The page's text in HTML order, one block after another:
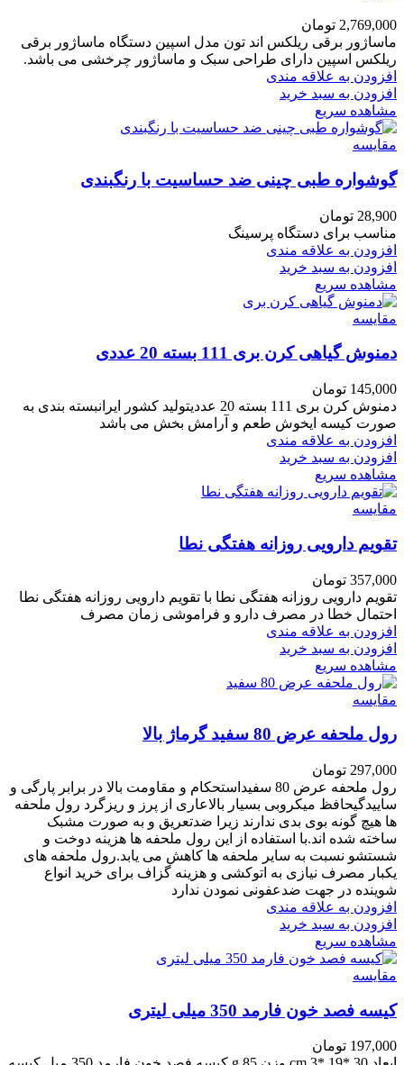
2,769,000 تومان
ماساژور برقی ریلکس اند تون مدل اسپین دستگاه ماساژور برقی
ریلکس اسپین دارای طراحی سبک و ماساژور چرخشی می باشد.
افزودن به علاقه مندی
افزودن به سبد خرید
مشاهده سریع
مقایسه
گوشواره طبی چینی ضد حساسیت با رنگبندی
28,900 تومان
مناسب برای دستگاه پرسینگ
افزودن به علاقه مندی
افزودن به سبد خرید
مشاهده سریع
مقایسه
دمنوش گیاهی کرن بری 111 بسته 20 عددی
145,000 تومان
دمنوش کرن بری 111 بسته 20 عددیتولید کشور ایرانبسته بندی به
صورت کیسه ایخوش طعم و آرامش بخش می باشد
افزودن به علاقه مندی
افزودن به سبد خرید
مشاهده سریع
مقایسه
تقویم دارویی روزانه هفتگی نطا
357,000 تومان
تقویم دارویی روزانه هفتگی نطا با تقویم دارویی روزانه هفتگی نطا
احتمال خطا در مصرف دارو و فراموشی زمان مصرف
افزودن به علاقه مندی
افزودن به سبد خرید
مشاهده سریع
مقایسه
رول ملحفه عرض 80 سفید گرماژ بالا
297,000 تومان
رول ملحفه عرض 80 سفیداستحکام و مقاومت بالا در برابر پارگی و
ساییدگیحافظ میکروبی بسیار بالاعاری از پرز و ریزگرد رول ملحفه
ها هیچ گونه بوی بدی ندارند زیرا ضدتعریق و به صورت مشبک
ساخته شده اند.با استفاده از این رول ملحفه ها هزینه دوخت و
شستشو نسبت به سایر ملحفه ها کاهش می یابد.رول ملحفه های
یکبار مصرف نیازی به اتوکشی و هزینه گزاف برای خرید انواع
شوینده در جهت ضدعفونی نمودن ندارد
افزودن به علاقه مندی
افزودن به سبد خرید
مشاهده سریع
مقایسه
کیسه فصد خون فارمد 350 میلی لیتری
197,000 تومان